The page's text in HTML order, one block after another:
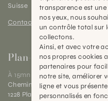
Suisse
Contact et horaires
Plan-les-Ouates
À 15mn du centre de Genève
Chemin des Charrotons 25
1228 Plan-les-Ouates (GE)
transparence est
nos yeux, nous
un contrôle total sur
collectons.
Ainsi, et avec votre
nos propres cookies
partenaires pour
notre site, améliorer
ligne et vous
personnalisés en